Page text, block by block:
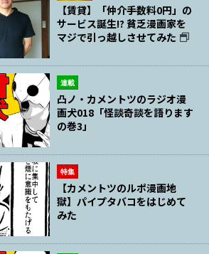
【賃貸】「仲介手数料0円」の
サービス誕生!? 貧乏漫画家を
マジで引っ越しさせてみた
連載
凸ノ・カメントツのラジオ漫
画犬018「怪談奇談を語ります
の巻3」
特集
【カメントツのルポ漫画地
獄】パイプタバコをはじめて
みた